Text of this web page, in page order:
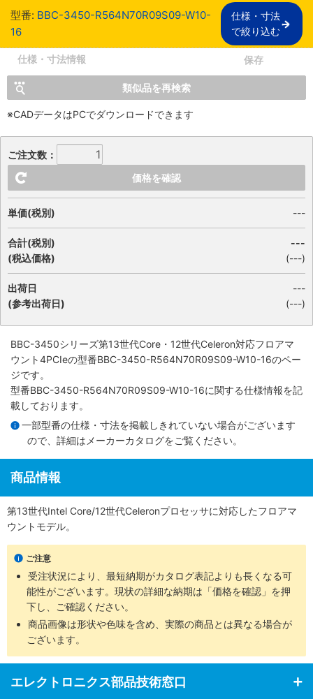
型番: BBC-3450-R564N70R09S09-W10-
16
仕様・寸法
で絞り込む
仕様・寸法情報 保存
類似品を再検索
※CADデータはPCでダウンロードできます
ご注文数：
価格を確認
単価(税別) ---
合計(税別)
(税込価格)
---
(---)
出荷日
(参考出荷日)
---
(---)
BBC-3450シリーズ第13世代Core・12世代Celeron対応フロアマ
ウント4PCIeの型番BBC-3450-R564N70R09S09-W10-16のペー
ジです。
型番BBC-3450-R564N70R09S09-W10-16に関する仕様情報を記
載しております。
一部型番の仕様・寸法を掲載しきれていない場合がございます
ので、詳細は メーカーカタログをご覧ください。
商品情報
第13世代Intel Core/12世代Celeronプロセッサに対応したフロアマ
ウントモデル。
ご注意
受注状況により、最短納期がカタログ表記よりも長くなる可
能性がございます。現状の詳細な納期は「価格を確認」を押
下し、ご確認ください。
商品画像は形状や色味を含め、実際の商品とは異なる場合が
ございます。
エレクトロニクス部品技術窓口